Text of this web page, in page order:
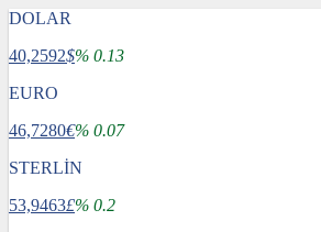
DOLAR
40,2592$% 0.13
EURO
46,7280€% 0.07
STERLİN
53,9463£% 0.2